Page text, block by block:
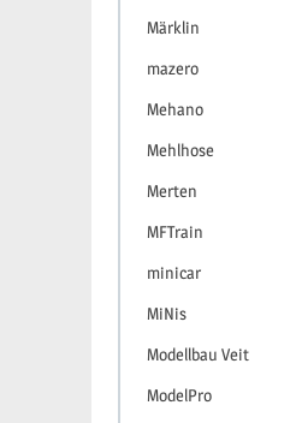
Märklin
mazero
Mehano
Mehlhose
Merten
MFTrain
minicar
MiNis
Modellbau Veit
ModelPro